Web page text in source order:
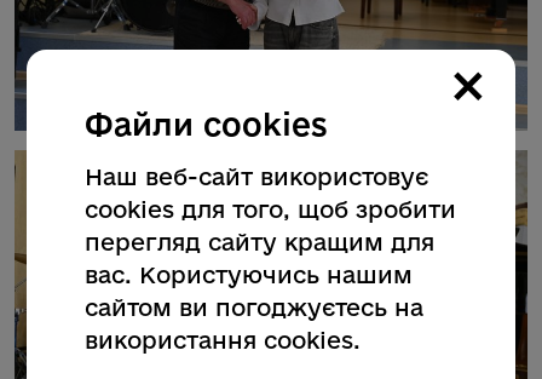
×
Файли cookies
Наш веб-сайт використовує
cookies для того, щоб зробити
перегляд сайту кращим для
вас. Користуючись нашим
сайтом ви погоджуєтесь на
використання cookies.